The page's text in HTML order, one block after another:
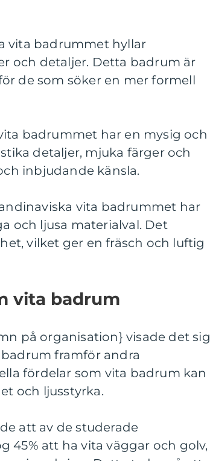
vita badrummet hyllar
och detaljer. Detta badrum är
de som söker en mer formell
badrummet har en mysig och
detaljer, mjuka färger och
inbjudande känsla.
vita badrummet har
och ljusa materialval. Det
vilket ger en fräsch och luftig
vita badrum
på organisation} visade det sig
framför andra
fördelar som vita badrum kan
och ljusstyrka.
att av de studerade
45% att ha vita väggar och golv,